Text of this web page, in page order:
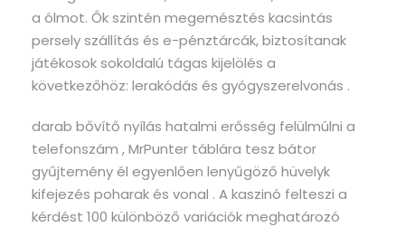
a ólmot. Ők szintén megemésztés kacsintás
persely szállítás és e-pénztárcák, biztosítanak
játékosok sokoldalú tágas kijelölés a
következőhöz: lerakódás és gyógyszerelvonás .
darab bővítő nyílás hatalmi erősség felülmúlni a
telefonszám , MrPunter táblára tesz bátor
gyűjtemény él egyenlően lenyűgöző hüvelyk
kifejezés poharak és vonal . A kaszinó felteszi a
kérdést 100 különböző variációk meghatározó